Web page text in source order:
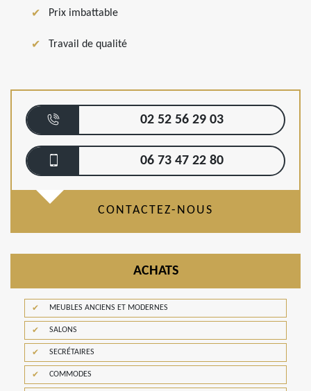
Prix imbattable
Travail de qualité
02 52 56 29 03
06 73 47 22 80
CONTACTEZ-NOUS
ACHATS
MEUBLES ANCIENS ET MODERNES
SALONS
SECRÉTAIRES
COMMODES